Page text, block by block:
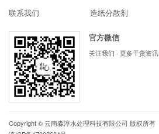
联系我们
造纸分散剂
官方微信
关注我们 · 更多干货资讯
Copyright ©云南淼淳水处理科技有限公司 版权所有